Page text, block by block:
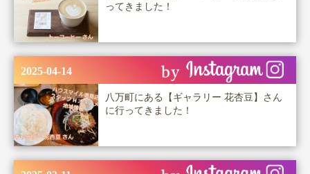
ってきました！
2025-04-14
八万町にある【ギャラリー 花杏豆】さん
に行ってきました！